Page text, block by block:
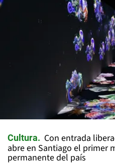
Cultura
Con entrada
abre en Santiago el primer
permanente del país